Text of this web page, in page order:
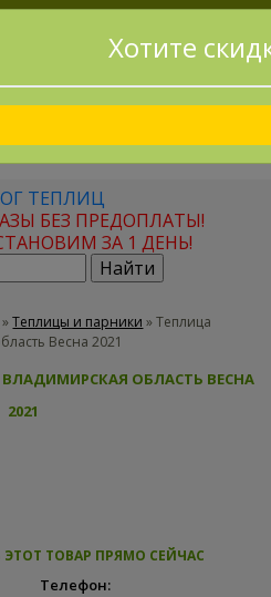
8(915)795-56-02
ТЕПЛИЦ
БЕЗ ПРЕДОПЛАТЫ!
ЗА 1 ДЕНЬ!
»Теплицы и парники »Теплица
Весна 2021
ОБЛАСТЬ ВЕСНА
2021
ТОВАР ПРЯМО СЕЙЧАС
Телефон:
Хотите